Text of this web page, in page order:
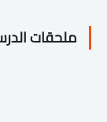
ملحقات